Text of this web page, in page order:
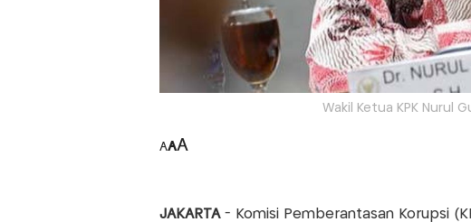
Wakil Ketua KPK Nurul
AAA
JAKARTA - Komisi Pemberantasan Korupsi